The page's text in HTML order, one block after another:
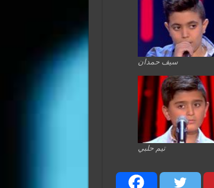
سيف حمدان
تيم حلبي